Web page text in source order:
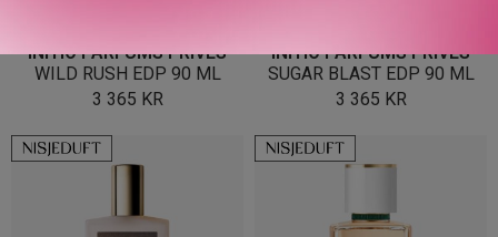
INITIO PARFUMS PRIVÉS
WILD RUSH EDP 90 ML
3 365 KR
INITIO PARFUMS PRIVÉS
SUGAR BLAST EDP 90 ML
3 365 KR